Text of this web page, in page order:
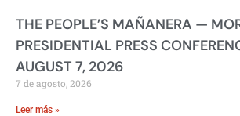
THE PEOPLE’S MAÑANERA —
PRESIDENTIAL PRESS
AUGUST 7, 2026
7 de agosto, 2026
Leer más »